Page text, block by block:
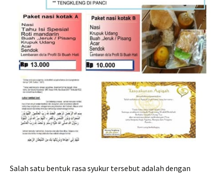
Salah satu bentuk rasa syukur tersebut adalah dengan